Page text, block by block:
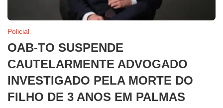
Policial
OAB-TO SUSPENDE
CAUTELARMENTE ADVOGADO
INVESTIGADO PELA MORTE DO
FILHO DE 3 ANOS EM PALMAS